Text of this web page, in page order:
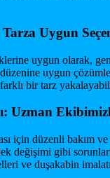
Uygun
uygun olarak,
uygun
farklı bir tarz
Uzman
için düzenli bakım ve
değişimi gibi
ve duşakabin